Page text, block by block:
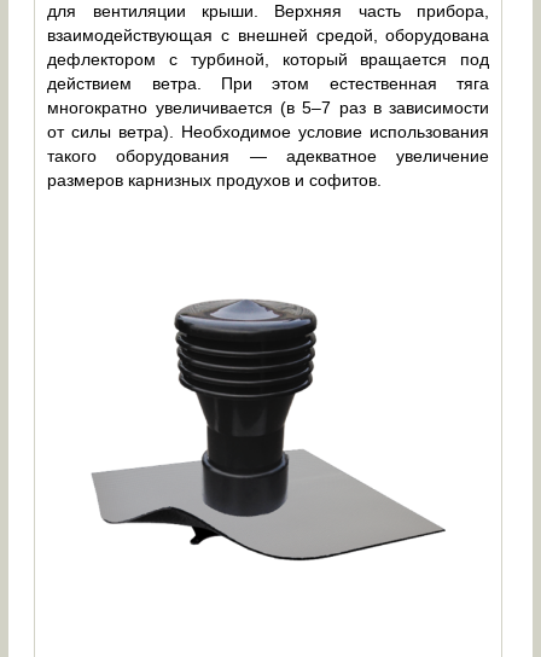
для вентиляции крыши. Верхняя часть прибора,
взаимодействующая с внешней средой, оборудована
дефлектором с турбиной, который вращается под
действием ветра. При этом естественная тяга
многократно увеличивается (в 5–7 раз в зависимости
от силы ветра). Необходимое условие использования
такого оборудования — адекватное увеличение
размеров карнизных продухов и софитов.